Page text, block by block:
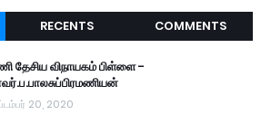
RECENTS COMMENTS
தேசிய விநாயகம் பிள்ளை -
20, 2020